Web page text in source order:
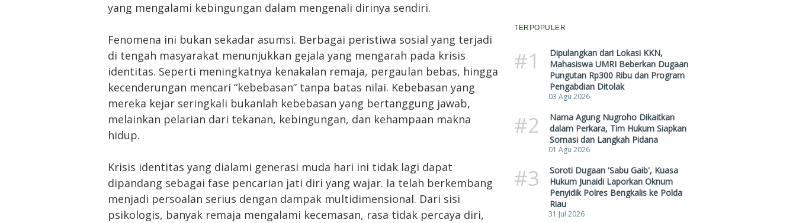
yang mengalami kebingungan dalam mengenali dirinya sendiri.
Fenomena ini bukan sekadar asumsi. Berbagai peristiwa sosial yang terjadi
di tengah masyarakat menunjukkan gejala yang mengarah pada krisis
identitas. Seperti meningkatnya kenakalan remaja, pergaulan bebas, hingga
kecenderungan mencari “kebebasan” tanpa batas nilai. Kebebasan yang
mereka kejar seringkali bukanlah kebebasan yang bertanggung jawab,
melainkan pelarian dari tekanan, kebingungan, dan kehampaan makna
hidup.
Krisis identitas yang dialami generasi muda hari ini tidak lagi dapat
dipandang sebagai fase pencarian jati diri yang wajar. Ia telah berkembang
menjadi persoalan serius dengan dampak multidimensional. Dari sisi
psikologis, banyak remaja mengalami kecemasan, rasa tidak percaya diri,
TERPOPULER
#1
Dipulangkan dari Lokasi KKN,
Mahasiswa UMRI Beberkan Dugaan
Pungutan Rp300 Ribu dan Program
Pengabdian Ditolak
03 Agu 2026
#2
Nama Agung Nugroho Dikaitkan
dalam Perkara, Tim Hukum Siapkan
Somasi dan Langkah Pidana
01 Agu 2026
#3
Soroti Dugaan 'Sabu Gaib', Kuasa
Hukum Junaidi Laporkan Oknum
Penyidik Polres Bengkalis ke Polda
Riau
31 Jul 2026